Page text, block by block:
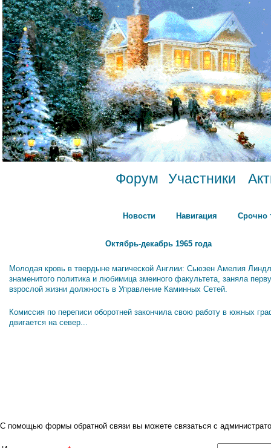
Форум Участники
Новости Навигация Срочно
Октябрь-декабрь 1965 года
Молодая кровь в твердыне магической Англии: Сьюзен Амелия
знаменитого политика и любимица змеиного факультета, заняла
взрослой жизни должность в Управление Каминных Сетей.
Комиссия по переписи оборотней закончила свою работу в южных
двигается на север...
С помощью формы обратной связи вы можете связаться с